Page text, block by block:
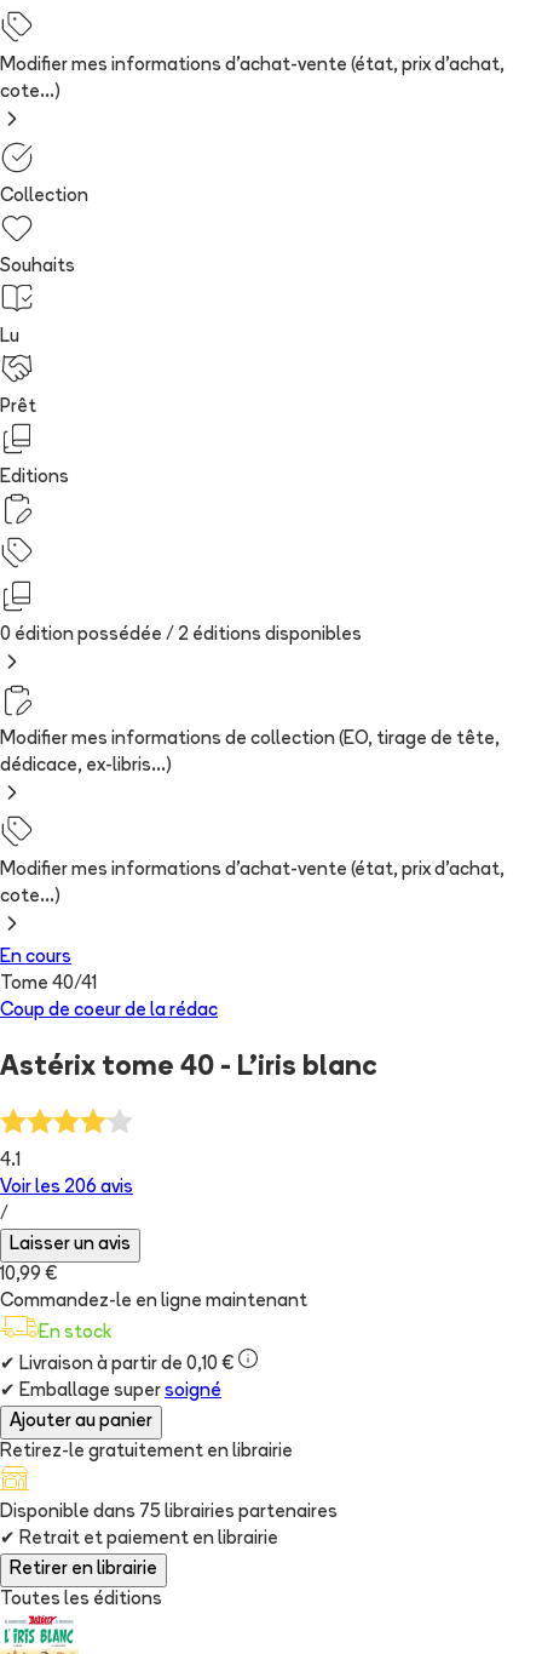
Modifier mes informations d'achat-vente (état, prix d'achat,
cote...)
Collection
Souhaits
Lu
Prêt
Editions
0 édition possédée / 2 éditions disponibles
Modifier mes informations de collection (EO, tirage de tête,
dédicace, ex-libris...)
Modifier mes informations d'achat-vente (état, prix d'achat,
cote...)
En cours
Tome 40/41
Coup de coeur de la rédac
Astérix tome 40 - L'iris blanc
4.1
Voir les 206 avis
/
Laisser un avis
10,99 €
Commandez-le en ligne maintenant
En stock
✔ Livraison à partir de 0,10 €
✔ Emballage super soigné
Ajouter au panier
Retirez-le gratuitement en librairie
Disponible dans 75 librairies partenaires
✔ Retrait et paiement en librairie
Retirer en librairie
Toutes les éditions